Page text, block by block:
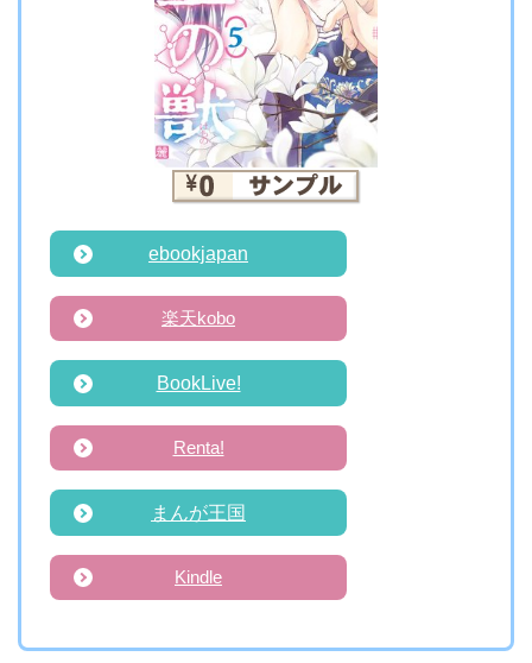
ebookjapan
楽天kobo
BookLive!
Renta!
まんが王国
Kindle